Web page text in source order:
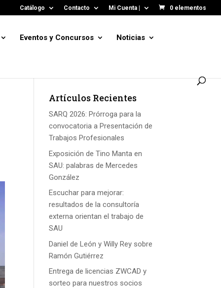
Catálogo Contacto Mi Cuenta | 0 elementos
Eventos y Concursos Noticias
Artículos Recientes
SARQ 2026: Prórroga para la
convocatoria a Presentación de
Trabajos Profesionales
Exposición de Tino Manta en
SAU: palabras de Mercedes
González
Escuchar para mejorar:
resultados de la consultoría
externa orientan el trabajo de
SAU
Daniel de León y Willy Rey sobre
Ramón Gutiérrez
Entrega de licencias ZWCAD y
sorteo para nuestros socios